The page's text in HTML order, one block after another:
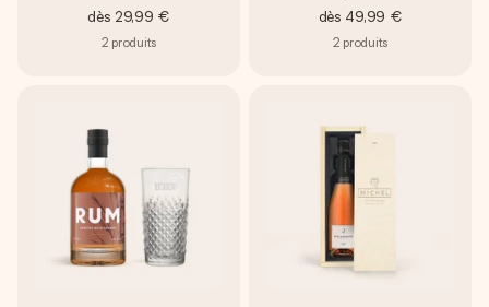
dès 29,99 €
2 produits
dès 49,99 €
2 produits